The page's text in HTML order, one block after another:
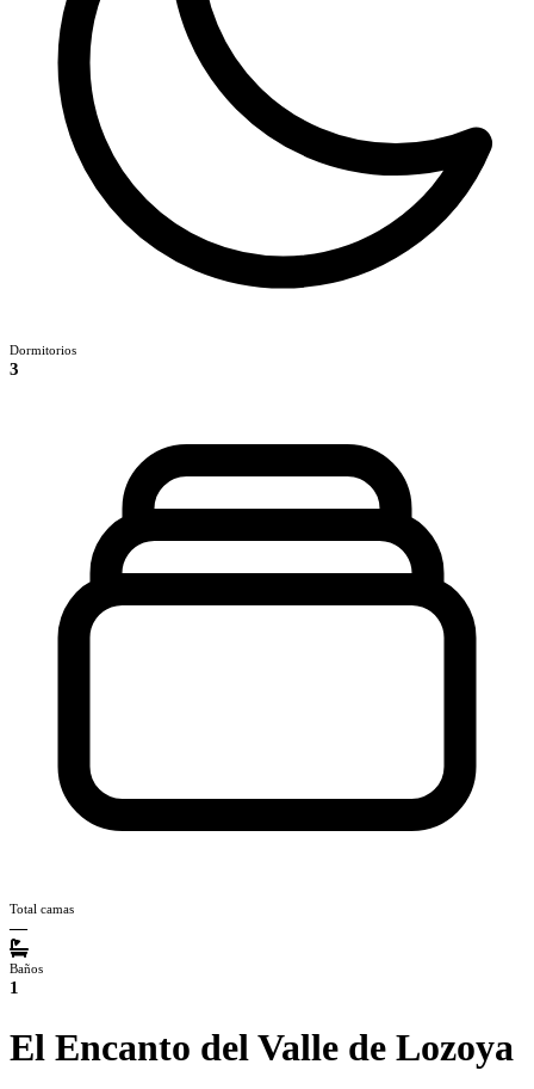
Dormitorios
3
Total camas
—
Baños
1
El Encanto del Valle de Lozoya